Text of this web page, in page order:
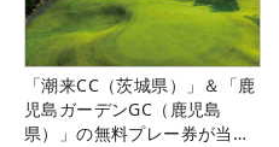
「潮来CC（茨城県）」＆「鹿
児島ガーデンGC（鹿児島
県）」の無料プレー券が当た